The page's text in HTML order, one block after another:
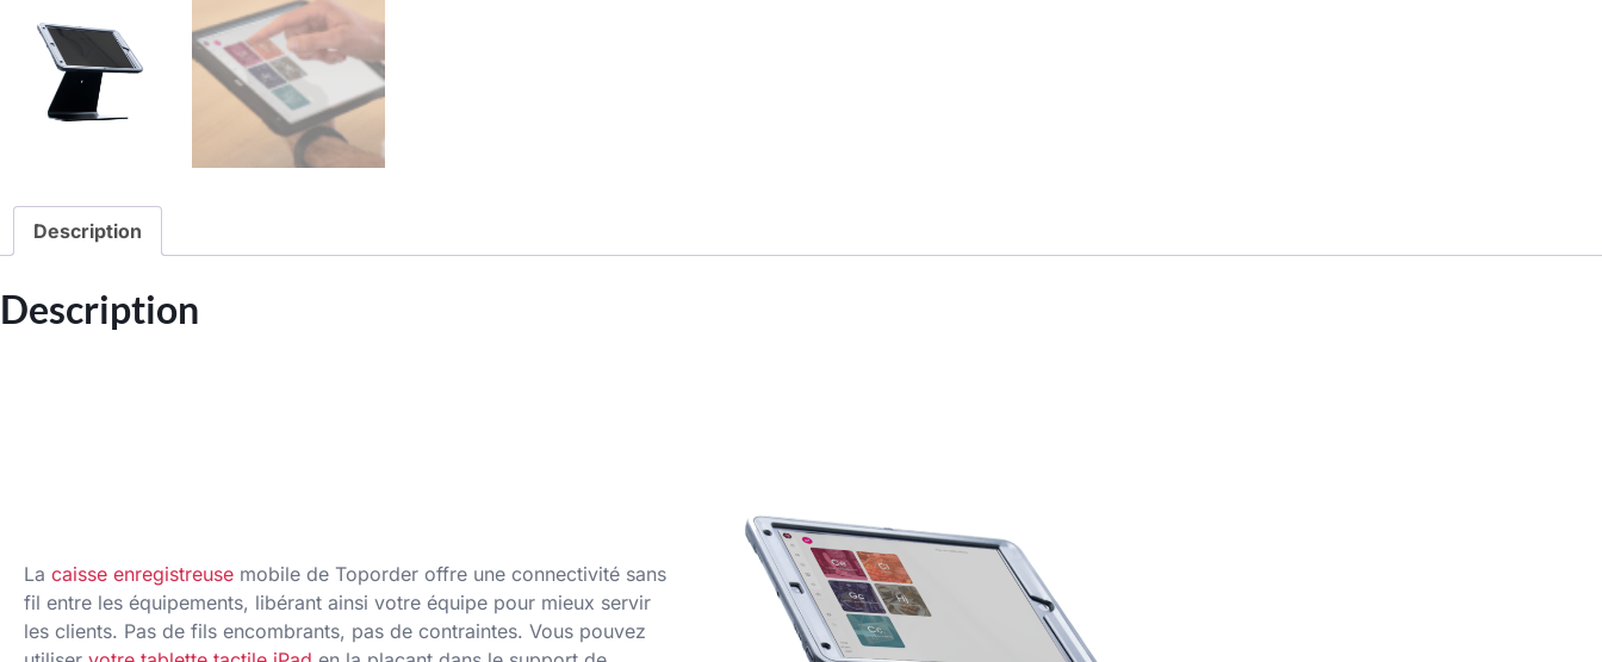
Description
Description
La caisse enregistreuse mobile de Toporder offre une connectivité sans
fil entre les équipements, libérant ainsi votre équipe pour mieux servir
les clients. Pas de fils encombrants, pas de contraintes. Vous pouvez